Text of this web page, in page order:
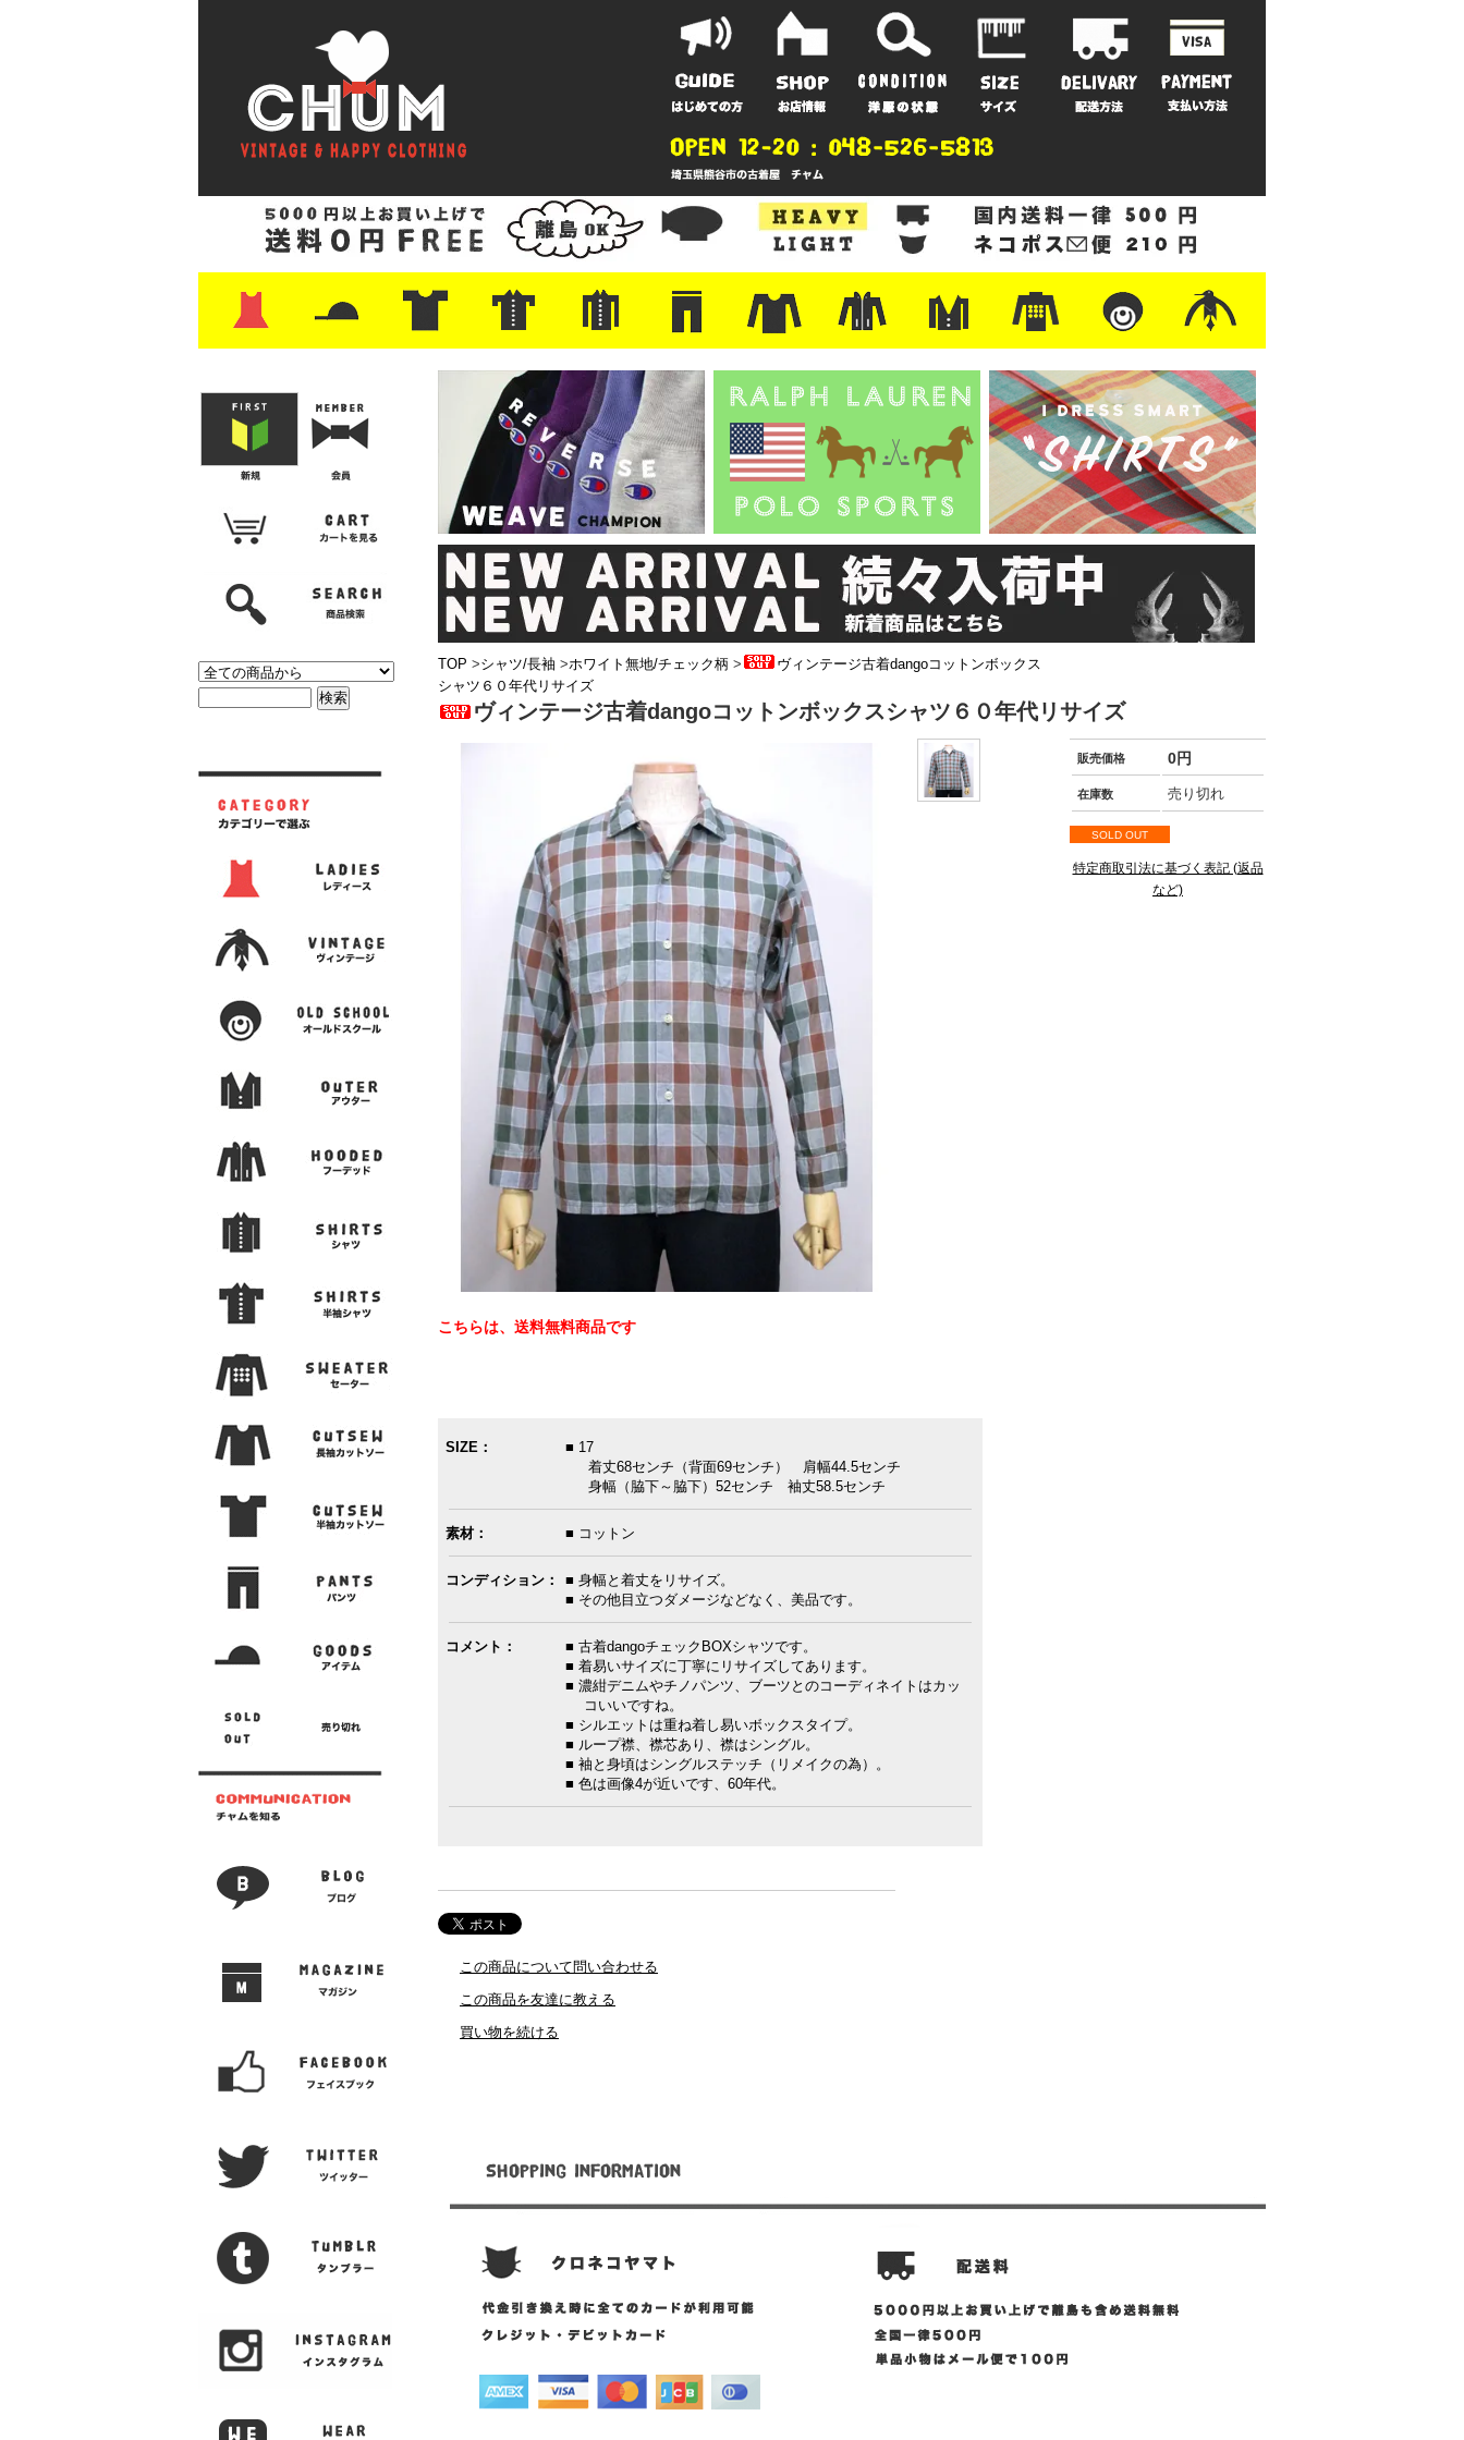
・レザーシューズ/スニーカー
・プリントTシャツ
・バンド/ツアー
・キャラクター
・Nike/adidas/スポーツ
・チャンピオン
・サーフ/スケート
・ボーダー/総柄/無地
・フットボール/リンガー
・タンクトップ/NBA・ポロシャツ
・半袖シャツ
・アロハ/サーフ/ボーリング
・ラルフ/ブランド
・無地/チェック/ストライプ
・ワーク/ミリタリー/ウエスタ
・ネル/ウール ・ショートパンツ
・アウトドア/グラミチ
・ジーンズ/ペインター
・Levi's RED
・ミリタリー/ワーク
・コーデュロイ/スタプレ
・コットン/スラックス/チノ
・オーバーオール/つなぎ
・ジャージ/スウェット/ナイロ
ン
・セントジェームス/ルミノア
・ロンT/サーマル/ラグビー・プリント/半袖/スウェット
・チャンピオン/リバース
・パーカー ・デニム/コットン
・アウトドア/フリース
・ジャージ/ナイロン
・ミリタリー/ワーク
・ウール/レザー
・スーツ/ジレ
TOP >シャツ/長袖 >ホワイト無地/チェック柄 >
ヴィンテージ古着dangoコットンボックス
シャツ６０年代リサイズ
ヴィンテージ古着dangoコットンボックスシャツ６０年代リサイズ
販売価格 0円
在庫数 売り切れ
SOLD OUT
特定商取引法に基づく表記 (返品
など)
こちらは、送料無料商品です
SIZE：
■ 17
着丈68センチ（背面69センチ） 肩幅44.5センチ
身幅（脇下～脇下）52センチ 袖丈58.5センチ
素材： ■ コットン
コンディション：
■ 身幅と着丈をリサイズ。
■ その他目立つダメージなどなく、美品です。
コメント：
■ 古着dangoチェックBOXシャツです。
■ 着易いサイズに丁寧にリサイズしてあります。
■ 濃紺デニムやチノパンツ、ブーツとのコーディネイトはカッ
コいいですね。
■ シルエットは重ね着し易いボックスタイプ。
■ ループ襟、襟芯あり、襟はシングル。
■ 袖と身頃はシングルステッチ（リメイクの為）。
■ 色は画像4が近いです、60年代。
この商品について問い合わせる
この商品を友達に教える
買い物を続ける